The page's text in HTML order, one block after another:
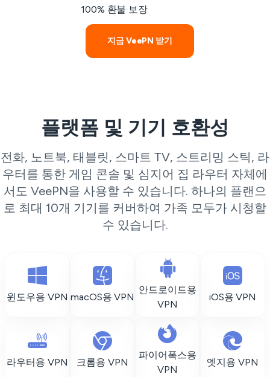
100% 환불 보장
지금 VeePN 받기
플랫폼 및 기기 호환성
전화, 노트북, 태블릿, 스마트 TV, 스트리밍 스틱, 라
우터를 통한 게임 콘솔 및 심지어 집 라우터 자체에
서도 VeePN을 사용할 수 있습니다. 하나의 플랜으
로 최대 10개 기기를 커버하여 가족 모두가 시청할
수 있습니다.
윈도우용 VPN macOS용 VPN
안드로이드용
VPN
iOS용 VPN
라우터용 VPN 크롬용 VPN
파이어폭스용
VPN
엣지용 VPN